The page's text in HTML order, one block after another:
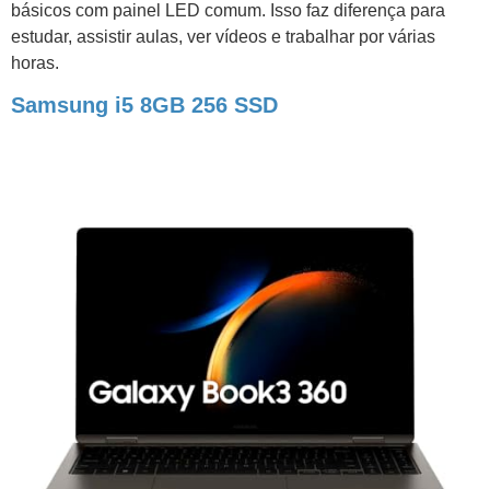
básicos com painel LED comum. Isso faz diferença para
estudar, assistir aulas, ver vídeos e trabalhar por várias
horas.
Samsung i5 8GB 256 SSD